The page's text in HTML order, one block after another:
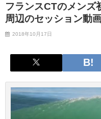
フランスCTのメンズ
周辺のセッション動
2018年10月17日